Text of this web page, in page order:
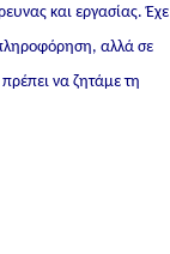
και εργασίας.
πληροφόρηση, αλλά σε
να ζητάμε τη